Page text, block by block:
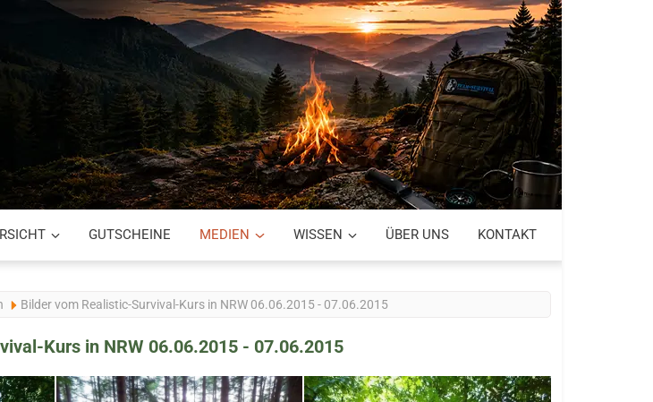
GUTSCHEINE MEDIEN WISSEN ÜBER UNS KONTAKT
Bilder vom Realistic-Survival-Kurs in NRW 06.06.2015 - 07.06.2015
Kurs in NRW 06.06.2015 - 07.06.2015